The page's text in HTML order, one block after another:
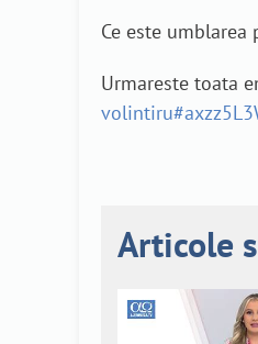
Ce este
Urmareste toata
Articole